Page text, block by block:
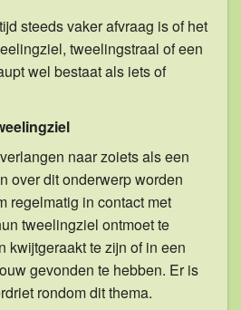
steeds vaker afvraag is of het
tweelingstraal of een
wel bestaat als iets of
naar zoiets als een
over dit onderwerp worden
regelmatig in contact met
tweelingziel ontmoet te
kwijtgeraakt te zijn of in een
gevonden te hebben. Er is
rondom dit thema.